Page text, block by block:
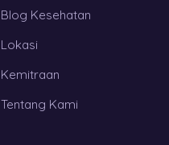
Blog Kesehatan
Lokasi
Kemitraan
Tentang Kami